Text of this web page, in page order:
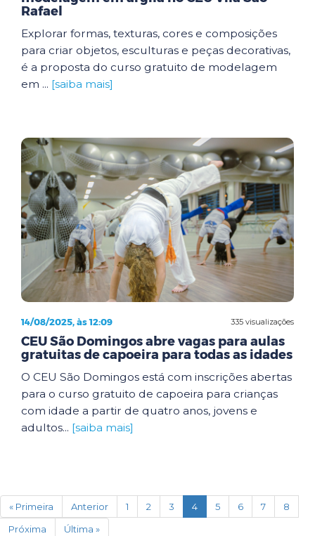
Rafael
Explorar formas, texturas, cores e composições
para criar objetos, esculturas e peças decorativas,
é a proposta do curso gratuito de modelagem
em ... [saiba mais]
335 visualizações
14/08/2025, às 12:09
CEU São Domingos abre vagas para aulas
gratuitas de capoeira para todas as idades
O CEU São Domingos está com inscrições abertas
para o curso gratuito de capoeira para crianças
com idade a partir de quatro anos, jovens e
adultos... [saiba mais]
« Primeira Anterior 1 2 3 4(current)
5 6 7
8
Próxima
Última »